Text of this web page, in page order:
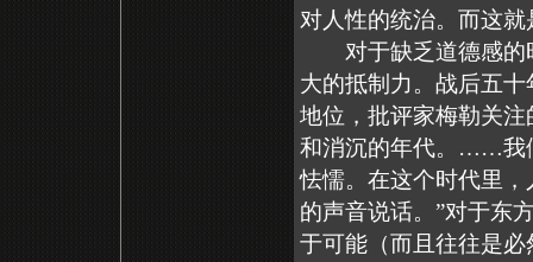
对人性的统治。而这
对于缺乏道德感的
大的抵制力。战后五
地位，批评家梅勒关
和消沉的年代。……我
怯懦。在这个时代里
的声音说话。”对于东
于可能（而且往往是